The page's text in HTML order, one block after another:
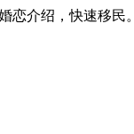
恋介绍，快速移民。